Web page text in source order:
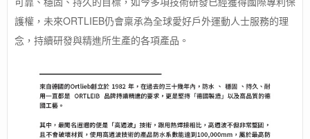
護權，未來ORTLIEB仍會稟承為全球愛好戶外運動人士服務的理
念，持續研發與精進所生產的各項產品。